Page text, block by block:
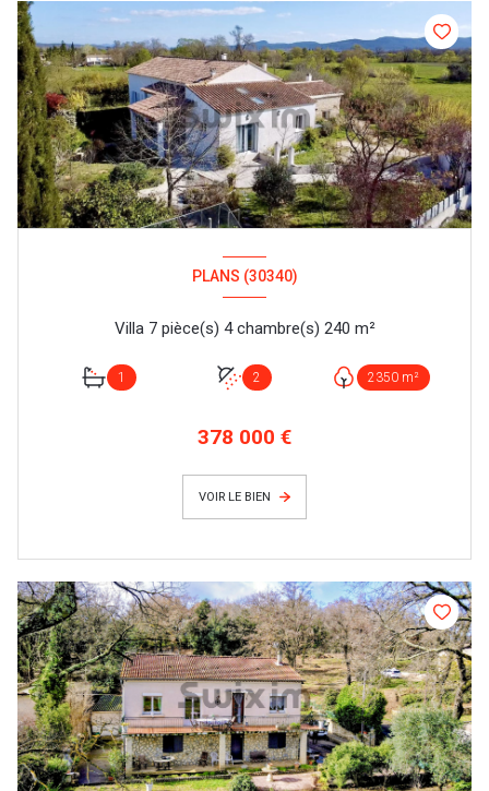
PLANS (30340)
Villa 7 pièce(s) 4 chambre(s) 240 m²
1 2 2350 m²
378 000 €
VOIR LE BIEN